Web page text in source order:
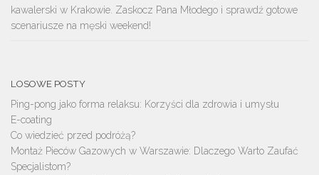
kawalerski w Krakowie. Zaskocz Pana Młodego i sprawdź gotowe
scenariusze na męski weekend!
LOSOWE POSTY
Ping-pong jako forma relaksu: Korzyści dla zdrowia i umysłu
E-coating
Co wiedzieć przed podróżą?
Montaż Pieców Gazowych w Warszawie: Dlaczego Warto Zaufać
Specjalistom?